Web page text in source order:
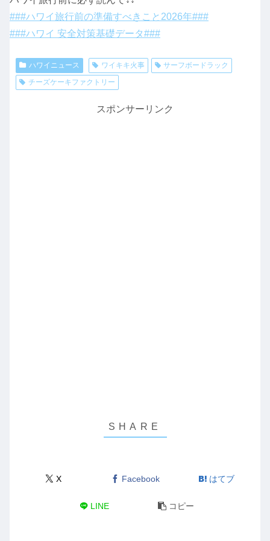
###ハワイ旅行前の準備すべきこと2026年###
###ハワイ 安全対策基礎データ###
ハワイニュース ワイキキ火事
サーフボードラック
チーズケーキファクトリー
スポンサーリンク
X Facebook はてブ
LINE コピー